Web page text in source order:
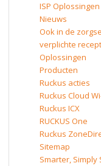
ISP Oplossingen
Nieuws
Ook in de
verplichte
Oplossingen
Producten
Ruckus acties
Ruckus Cloud
Ruckus ICX
RUCKUS One
Ruckus
Sitemap
Smarter, Simply